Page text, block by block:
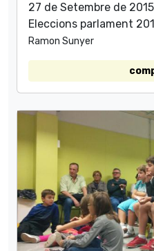
27 de Setembre de
Eleccions parlament
Ramon Sunyer